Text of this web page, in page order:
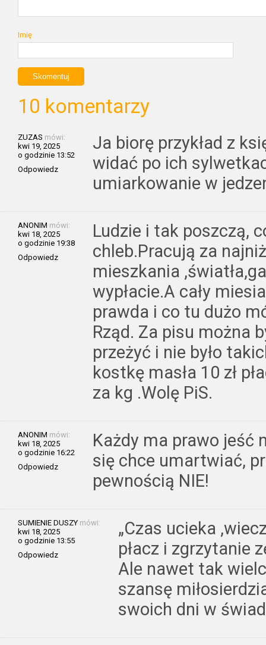
Imię
10 komentarzy
ZUZAS mówi:
kwi 19, 2025
o godzinie 13:52
Odpowiedz
Ja biorę przykład z
widać po ich
umiarkowanie w
ANONIM mówi:
kwi 18, 2025
o godzinie 19:38
Odpowiedz
Ludzie i tak poszczą,
chleb.Pracują za
mieszkania
wypłacie.A cały
prawda i co tu dużo
Rząd. Za pisu można
przeżyć i nie było
kostkę masła 10 zł
za kg .Wolę PiS.
ANONIM mówi:
kwi 18, 2025
o godzinie 16:22
Odpowiedz
Każdy ma prawo jeść
się chce umartwiać,
pewnością NIE!
SUMIENIE DUSZY mówi:
kwi 18, 2025
o godzinie 13:55
Odpowiedz
„Czas ucieka
płacz i zgrzytanie
Ale nawet tak
szansę
swoich dni w